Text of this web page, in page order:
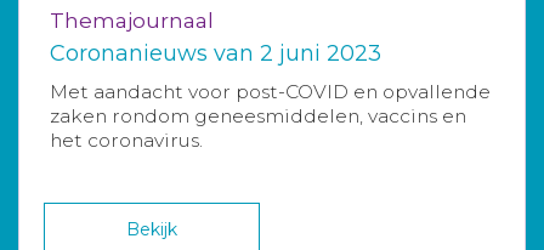
Themajournaal
Coronanieuws van 2 juni 2023
Met aandacht voor post-COVID en opvallende
zaken rondom geneesmiddelen, vaccins en
het coronavirus.
Bekijk